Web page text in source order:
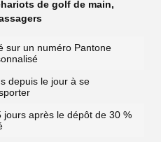
de golf de main,
sur un numéro Pantone
depuis le jour à se
jours après le dépôt de 30 %